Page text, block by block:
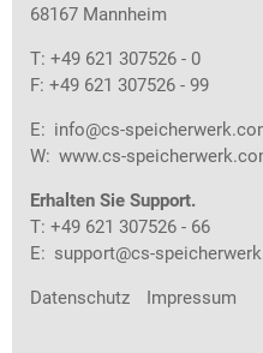
68167 Mannheim
T: +49 621 307526 - 0
F: +49 621 307526 - 99
E: info@cs-
W: www.cs-
Erhalten Sie Support.
T: +49 621 307526 - 66
E: support@cs-
Datenschutz Impressum